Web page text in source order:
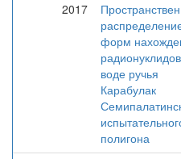
2017
форм
воде ручья
Карабулак
полигона